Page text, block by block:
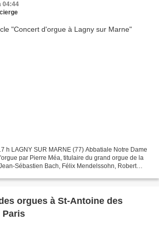
04:44
h LAGNY SUR MARNE (77) Abbatiale Notre Dame
par Pierre Méa, titulaire du grand orgue de la
Sébastien Bach, Félix Mendelssohn, Robert
orgues à St-Antoine des
Paris